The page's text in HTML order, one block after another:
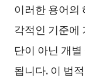
이러한 용어의
각적인 기준에
단이 아닌 개
됩니다. 이 법